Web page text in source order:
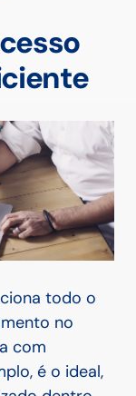
todo o
no
com
é o ideal,